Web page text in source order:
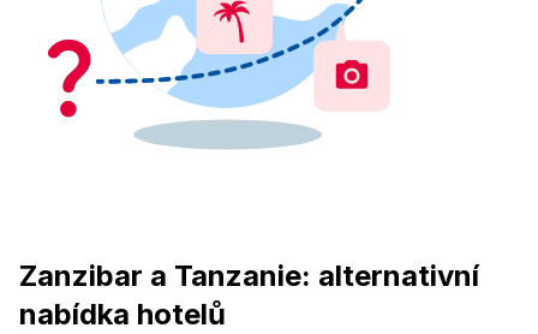
Zanzibar a Tanzanie: alternativní
nabídka hotelů